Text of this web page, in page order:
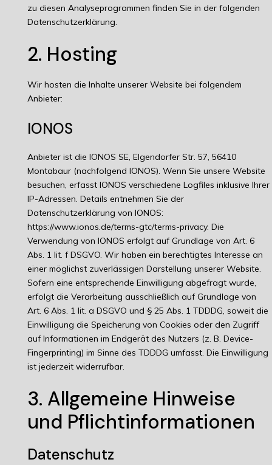
zu diesen Analyseprogrammen finden Sie in der folgenden
Datenschutzerklärung.
2. Hosting
Wir hosten die Inhalte unserer Website bei folgendem
Anbieter:
IONOS
Anbieter ist die IONOS SE, Elgendorfer Str. 57, 56410
Montabaur (nachfolgend IONOS). Wenn Sie unsere Website
besuchen, erfasst IONOS verschiedene Logfiles inklusive Ihrer
IP-Adressen. Details entnehmen Sie der
Datenschutzerklärung von IONOS:
https://www.ionos.de/terms-gtc/terms-privacy. Die
Verwendung von IONOS erfolgt auf Grundlage von Art. 6
Abs. 1 lit. f DSGVO. Wir haben ein berechtigtes Interesse an
einer möglichst zuverlässigen Darstellung unserer Website.
Sofern eine entsprechende Einwilligung abgefragt wurde,
erfolgt die Verarbeitung ausschließlich auf Grundlage von
Art. 6 Abs. 1 lit. a DSGVO und § 25 Abs. 1 TDDDG, soweit die
Einwilligung die Speicherung von Cookies oder den Zugriff
auf Informationen im Endgerät des Nutzers (z. B. Device-
Fingerprinting) im Sinne des TDDDG umfasst. Die Einwilligung
ist jederzeit widerrufbar.
3. Allgemeine Hinweise
und Pflicht­informationen
Datenschutz